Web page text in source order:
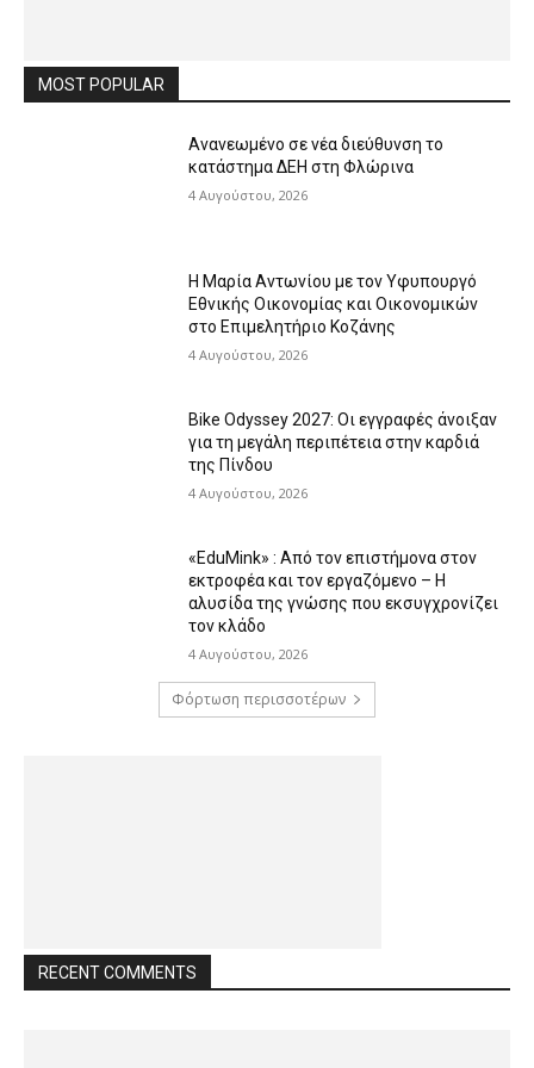
MOST POPULAR
Ανανεωμένο σε νέα διεύθυνση το
κατάστημα ΔΕΗ στη Φλώρινα
4 Αυγούστου, 2026
Η Μαρία Αντωνίου με τον Υφυπουργό
Εθνικής Οικονομίας και Οικονομικών
στο Επιμελητήριο Κοζάνης
4 Αυγούστου, 2026
Bike Odyssey 2027: Οι εγγραφές άνοιξαν
για τη μεγάλη περιπέτεια στην καρδιά
της Πίνδου
4 Αυγούστου, 2026
«EduMink» : Από τον επιστήμονα στον
εκτροφέα και τον εργαζόμενο – Η
αλυσίδα της γνώσης που εκσυγχρονίζει
τον κλάδο
4 Αυγούστου, 2026
Φόρτωση περισσοτέρων
RECENT COMMENTS